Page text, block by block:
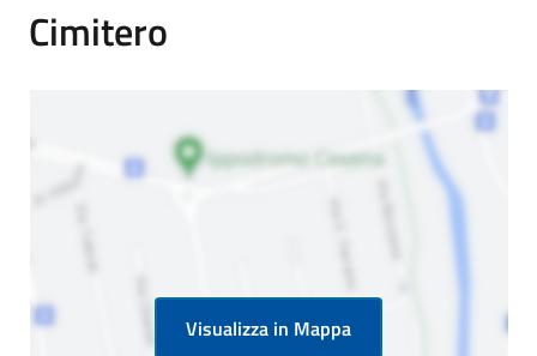
Cimitero
Visualizza in Mappa